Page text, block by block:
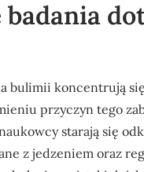
badania
bulimii koncentrują
przyczyn tego
starają się
z jedzeniem oraz